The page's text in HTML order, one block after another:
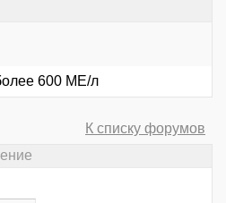
600 МЕ/л
К списку форумов